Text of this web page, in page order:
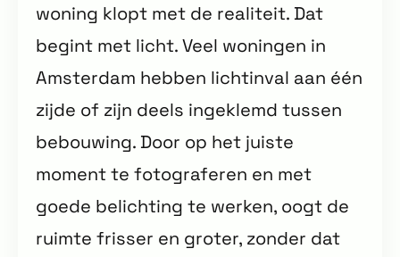
woning klopt met de realiteit. Dat
begint met licht. Veel woningen in
Amsterdam hebben lichtinval aan één
zijde of zijn deels ingeklemd tussen
bebouwing. Door op het juiste
moment te fotograferen en met
goede belichting te werken, oogt de
ruimte frisser en groter, zonder dat